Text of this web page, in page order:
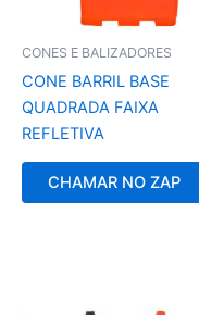
CONES E BALIZADORES
CONE BARRIL BASE
QUADRADA FAIXA
REFLETIVA
CHAMAR NO ZAP